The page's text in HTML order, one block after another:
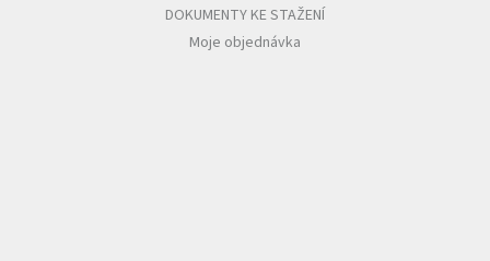
DOKUMENTY KE STAŽENÍ
Moje objednávka